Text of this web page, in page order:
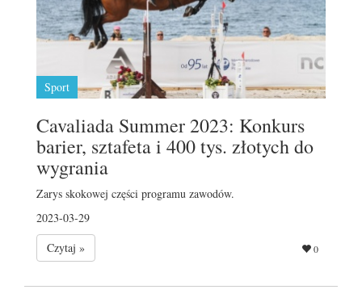
Sport
Cavaliada Summer 2023: Konkurs
barier, sztafeta i 400 tys. złotych do
wygrania
Zarys skokowej części programu zawodów.
2023-03-29
Czytaj »
0